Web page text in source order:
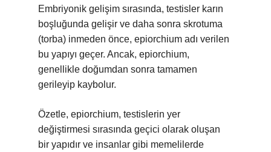
Embriyonik gelişim sırasında, testisler karın
boşluğunda gelişir ve daha sonra skrotuma
(torba) inmeden önce, epiorchium adı verilen
bu yapıyı geçer. Ancak, epiorchium,
genellikle doğumdan sonra tamamen
gerileyip kaybolur.
Özetle, epiorchium, testislerin yer
değiştirmesi sırasında geçici olarak oluşan
bir yapıdır ve insanlar gibi memelilerde